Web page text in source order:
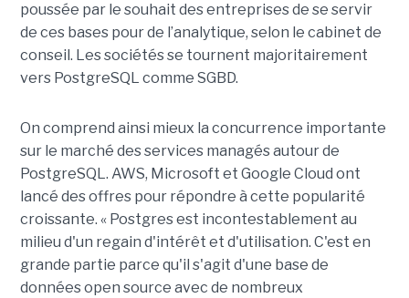
poussée par le souhait des entreprises de se servir
de ces bases pour de l’analytique, selon le cabinet de
conseil. Les sociétés se tournent majoritairement
vers PostgreSQL comme SGBD.
On comprend ainsi mieux la concurrence importante
sur le marché des services managés autour de
PostgreSQL. AWS, Microsoft et Google Cloud ont
lancé des offres pour répondre à cette popularité
croissante. « Postgres est incontestablement au
milieu d'un regain d'intérêt et d'utilisation. C'est en
grande partie parce qu'il s'agit d'une base de
données open source avec de nombreux